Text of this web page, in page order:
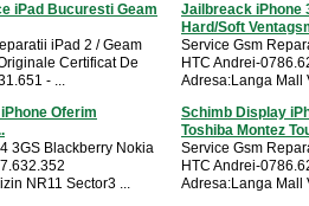
iPad Bucuresti Geam
iPad 2 / Geam
Certificat De
- ...
Jailbreack iPhone
Hard/Soft
Service Gsm
HTC Andrei-
Adresa:Langa Mall
Oferim
3GS Blackberry Nokia
NR11 Sector3 ...
Schimb Display
Toshiba Montez
Service Gsm
HTC Andrei-
Adresa:Langa Mall